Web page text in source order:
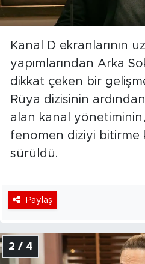
Kanal D ekranlarının
yapımlarından Arka
dikkat çeken bir
Rüya dizisinin
alan kanal yönetiminin,
fenomen diziyi bitirme
sürüldü.
Paylaş
2 / 4